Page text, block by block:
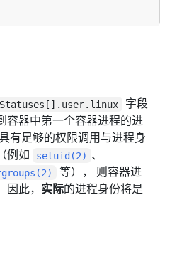
字段
容器中第一个容器进程的进
有足够的权限调用与进程身
例如
setuid(2) 、
等）， 则容器进
此， 实际的进程身份将是